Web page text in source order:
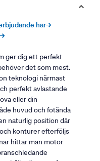
här→
ger dig ett perfekt
det som mest.
teknologi närmast
perfekt avlastande
eller din
huvud och fotända
naturlig position där
konturer efterföljs
hittar man motor